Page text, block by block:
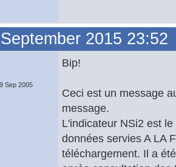
2015 23:52
Sep 2005
Bip!
Ceci est un message
message.
L'indicateur NSi2 est
données servies A LA
téléchargement. Il a